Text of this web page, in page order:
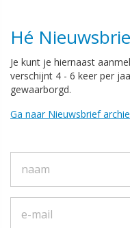
Hé
Je kunt je hiernaast
verschijnt 4 - 6 keer per
gewaarborgd.
Ga naar Nieuwsbrief